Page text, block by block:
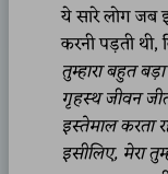
ये सारे लोग जब
करनी पड़ती थी,
तुम्हारा बहुत
गृहस्थ जीवन
इस्तेमाल करता
इसीलिए, मेरा